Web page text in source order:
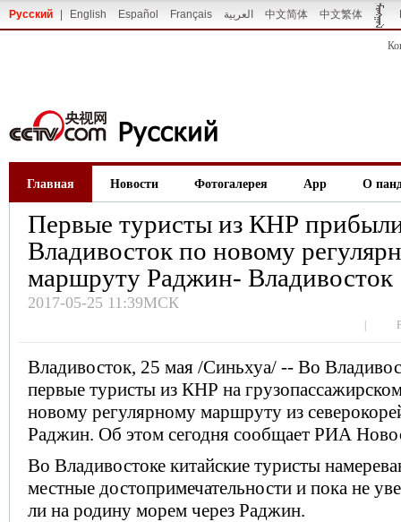
Русский English Español Français العربية 中文简体 中文繁体
Главная Новости Фотогалерея App О
Первые туристы из КНР
Владивосток по новому
маршруту Раджин- Владивосток
2017-05-25 11:39МСК
Владивосток, 25 мая /Синьхуа/ -- Во
первые туристы из КНР на
новому регулярному маршруту из
Раджин. Об этом сегодня сообщает РИА
Во Владивостоке китайские туристы
местные достопримечательности и пока не
ли на родину морем через Раджин.